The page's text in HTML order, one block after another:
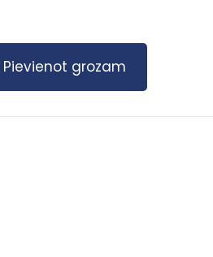
Pievienot grozam